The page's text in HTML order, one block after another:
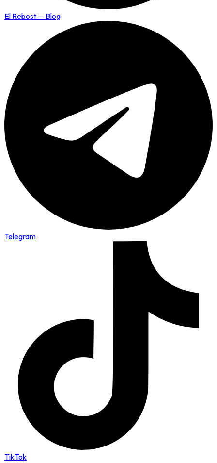
El Rebost — Blog
Telegram
TikTok